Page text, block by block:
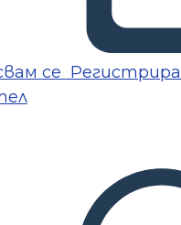
се